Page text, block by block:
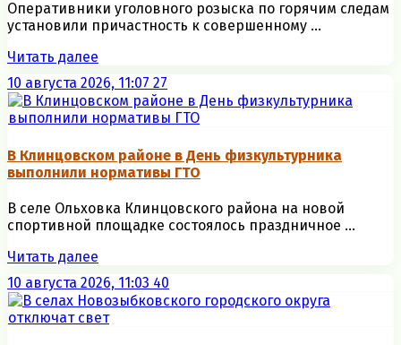
Оперативники уголовного розыска по горячим следам
установили причастность к совершенному ...
Читать далее
10 августа 2026, 11:07 27
В Клинцовском районе в День физкультурника
выполнили нормативы ГТО
В селе Ольховка Клинцовского района на новой
спортивной площадке состоялось праздничное ...
Читать далее
10 августа 2026, 11:03 40